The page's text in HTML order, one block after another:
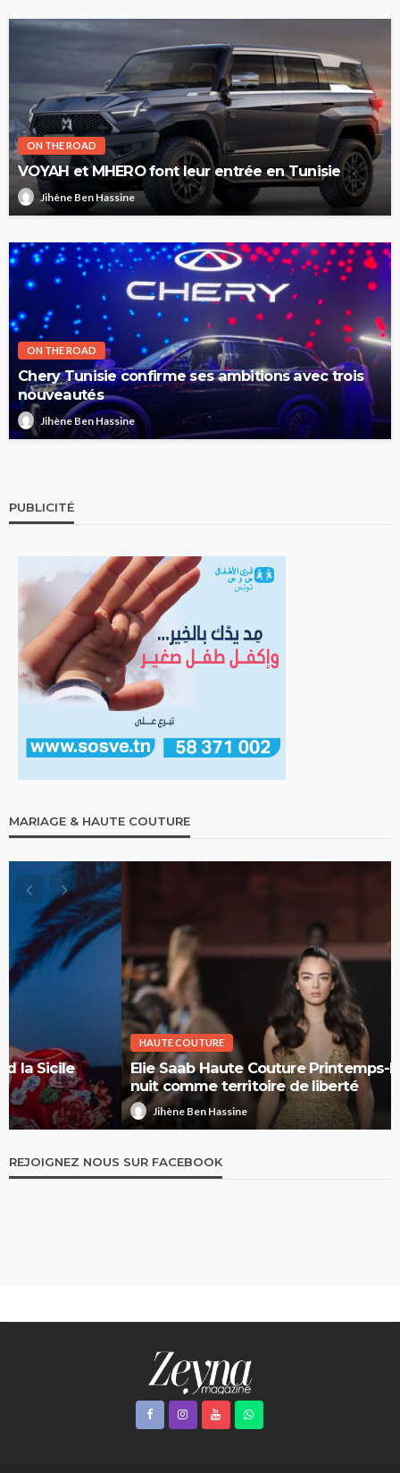
ON THE ROAD
VOYAH et MHERO font leur entrée en Tunisie
Jihène Ben Hassine
ON THE ROAD
Chery Tunisie confirme ses ambitions avec trois
nouveautés
Jihène Ben Hassine
PUBLICITÉ
MARIAGE & HAUTE COUTURE
Elie Saab Haute Couture Printemps-Été 2026 : la
nuit comme territoire de liberté
Jihène Ben Hassine
REJOIGNEZ NOUS SUR FACEBOOK